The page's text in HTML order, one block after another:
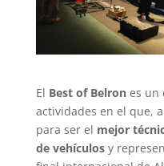
El Best of Belrones un
actividades en el que,
para ser el mejor
de vehículosy